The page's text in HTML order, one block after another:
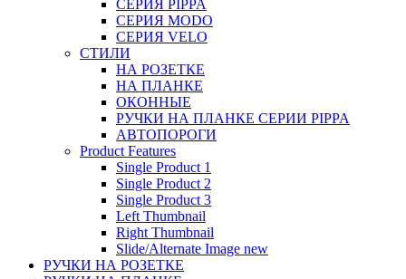
СЕРИЯ PIPPA
СЕРИЯ MODO
СЕРИЯ VELO
СТИЛИ
НА РОЗЕТКЕ
НА ПЛАНКЕ
ОКОННЫЕ
РУЧКИ НА ПЛАНКЕ СЕРИИ PIPPA
АВТОПОРОГИ
Product Features
Single Product 1
Single Product 2
Single Product 3
Left Thumbnail
Right Thumbnail
Slide/Alternate Image new
РУЧКИ НА РОЗЕТКЕ